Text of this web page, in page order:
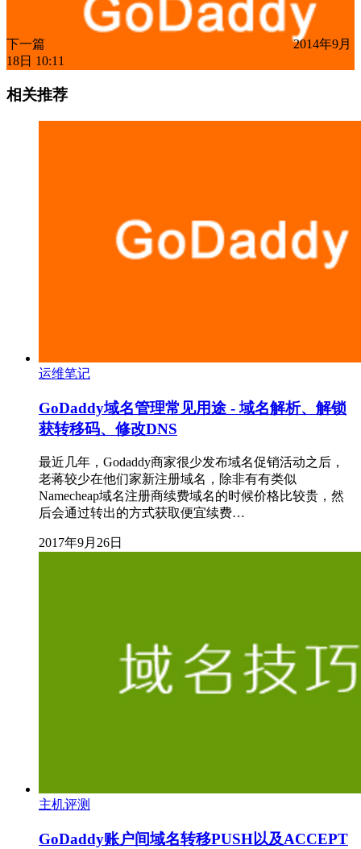
下一篇
2014年9月
18日 10:11
相关推荐
运维笔记
GoDaddy域名管理常见用途 - 域名解析、解锁
获转移码、修改DNS
最近几年，Godaddy商家很少发布域名促销活动之后，
老蒋较少在他们家新注册域名，除非有有类似
Namecheap域名注册商续费域名的时候价格比较贵，然
后会通过转出的方式获取便宜续费…
2017年9月26日
主机评测
GoDaddy账户间域名转移PUSH以及ACCEPT